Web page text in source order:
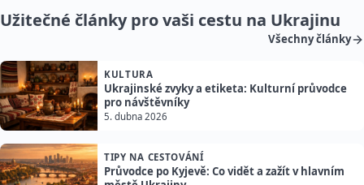
Užitečné články pro vaši cestu na Ukrajinu
Všechny články
KULTURA
Ukrajinské zvyky a etiketa: Kulturní průvodce
pro návštěvníky
5. dubna 2026
TIPY NA CESTOVÁNÍ
Průvodce po Kyjevě: Co vidět a zažít v hlavním